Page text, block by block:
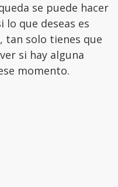
se puede hacer
lo que deseas es
tan solo tienes que
si hay alguna
momento.